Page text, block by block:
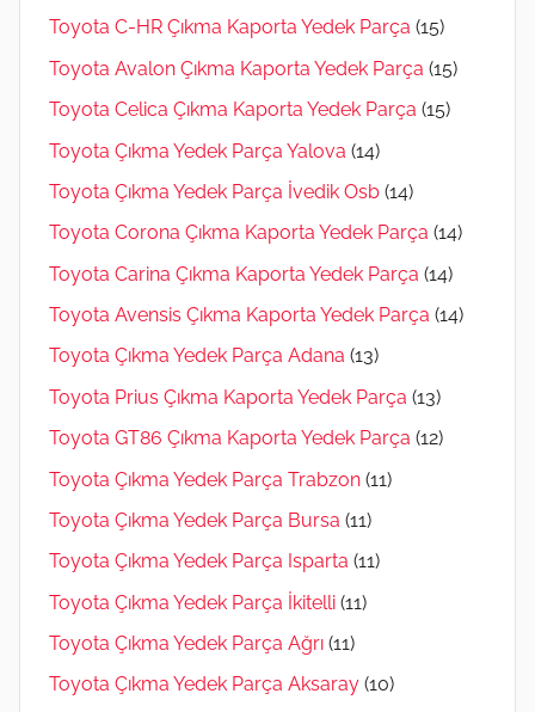
Toyota C-HR Çıkma Kaporta Yedek Parça (15)
Toyota Avalon Çıkma Kaporta Yedek Parça (15)
Toyota Celica Çıkma Kaporta Yedek Parça (15)
Toyota Çıkma Yedek Parça Yalova (14)
Toyota Çıkma Yedek Parça İvedik Osb (14)
Toyota Corona Çıkma Kaporta Yedek Parça (14)
Toyota Carina Çıkma Kaporta Yedek Parça (14)
Toyota Avensis Çıkma Kaporta Yedek Parça (14)
Toyota Çıkma Yedek Parça Adana (13)
Toyota Prius Çıkma Kaporta Yedek Parça (13)
Toyota GT86 Çıkma Kaporta Yedek Parça (12)
Toyota Çıkma Yedek Parça Trabzon (11)
Toyota Çıkma Yedek Parça Bursa (11)
Toyota Çıkma Yedek Parça Isparta (11)
Toyota Çıkma Yedek Parça İkitelli (11)
Toyota Çıkma Yedek Parça Ağrı (11)
Toyota Çıkma Yedek Parça Aksaray (10)